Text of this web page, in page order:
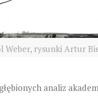
Weber, rysunki Artur
analiz